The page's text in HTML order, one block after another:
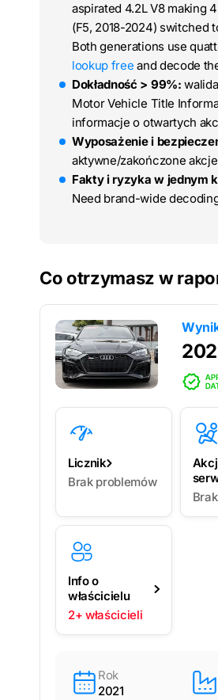
aspirated 4.2L V8 making
(F5, 2018-2024) switched
Both generations use
lookup free and decode
Dokładność > 99%:
Motor Vehicle Title
informacje o otwartych
Wyposażenie i
aktywne/zakończone
Fakty i ryzyka w jednym
Need brand-wide
Co otrzymasz w
Licznik
Brak problemów
Info o
właścicielu
2+ właścicieli
Rok
2021